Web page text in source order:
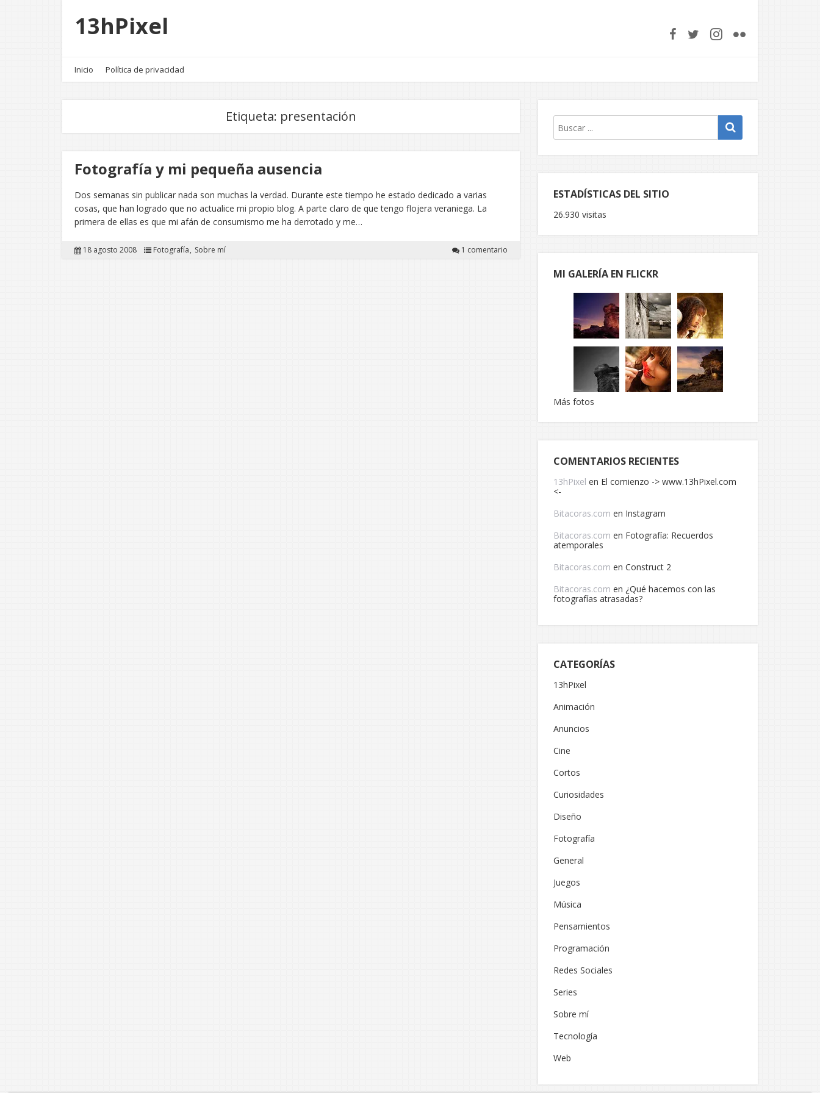
13hPixel
Inicio Política de privacidad
Etiqueta: presentación
Fotografía y mi pequeña ausencia
Dos semanas sin publicar nada son muchas la verdad. Durante este tiempo he estado dedicado a varias
cosas, que han logrado que no actualice mi propio blog. A parte claro de que tengo flojera veraniega. La
primera de ellas es que mi afán de consumismo me ha derrotado y me…
18 agosto 2008 Fotografía Sobre mí 1 comentario
ESTADÍSTICAS DEL SITIO
26.930 visitas
MI GALERÍA EN FLICKR
Más fotos
COMENTARIOS RECIENTES
13hPixel en El comienzo -> www.13hPixel.com
<-
Bitacoras.com en Instagram
Bitacoras.com en Fotografía: Recuerdos
atemporales
Bitacoras.com en Construct 2
Bitacoras.com en ¿Qué hacemos con las
fotografías atrasadas?
CATEGORÍAS
13hPixel
Animación
Anuncios
Cine
Cortos
Curiosidades
Diseño
Fotografía
General
Juegos
Música
Pensamientos
Programación
Redes Sociales
Series
Sobre mí
Tecnología
Web